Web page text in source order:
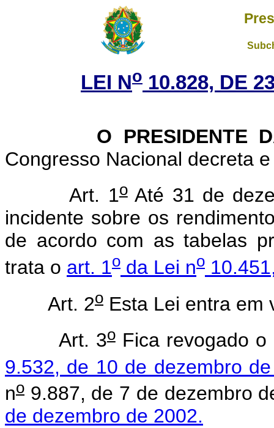
LEI No 10.828, DE
O PRESIDENTE DA
Congresso Nacional decreta
Art. 1oAté 31 de
incidente sobre os
de acordo com as tabelas
trata o art. 1o da Lei no
Art. 2o Esta Lei entra em
Art. 3oFica revogado o
9.532, de 10 de dezembro
no 9.887, de 7 de dezembro
de dezembro de 2002.